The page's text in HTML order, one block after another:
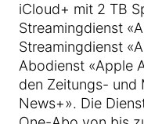
iCloud+ mit 2 TB
Streamingdienst
Streamingdienst
Abodienst «Apple
den Zeitungs- und
News+». Die